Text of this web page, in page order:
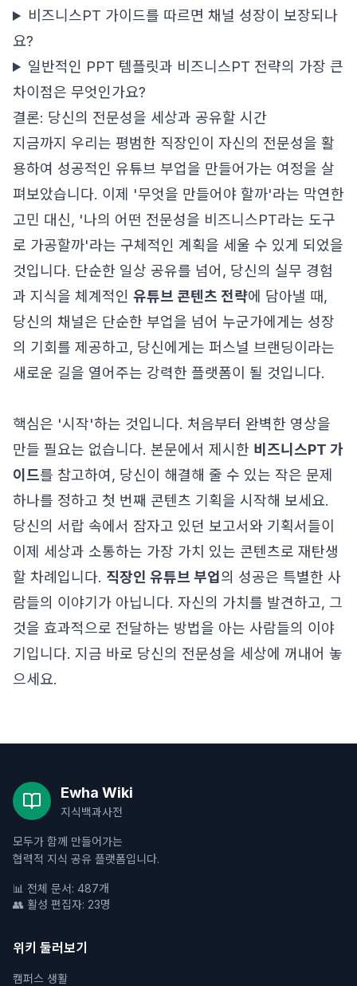
비즈니스PT 가이드를 따르면 채널 성장이 보장되나
요?
일반적인 PPT 템플릿과 비즈니스PT 전략의 가장 큰
차이점은 무엇인가요?
결론: 당신의 전문성을 세상과 공유할 시간
지금까지 우리는 평범한 직장인이 자신의 전문성을 활
용하여 성공적인 유튜브 부업을 만들어가는 여정을 살
펴보았습니다. 이제 '무엇을 만들어야 할까'라는 막연한
고민 대신, '나의 어떤 전문성을 비즈니스PT라는 도구
로 가공할까'라는 구체적인 계획을 세울 수 있게 되었을
것입니다. 단순한 일상 공유를 넘어, 당신의 실무 경험
과 지식을 체계적인 유튜브 콘텐츠 전략에 담아낼 때,
당신의 채널은 단순한 부업을 넘어 누군가에게는 성장
의 기회를 제공하고, 당신에게는 퍼스널 브랜딩이라는
새로운 길을 열어주는 강력한 플랫폼이 될 것입니다.
핵심은 '시작'하는 것입니다. 처음부터 완벽한 영상을
만들 필요는 없습니다. 본문에서 제시한 비즈니스PT 가
이드를 참고하여, 당신이 해결해 줄 수 있는 작은 문제
하나를 정하고 첫 번째 콘텐츠 기획을 시작해 보세요.
당신의 서랍 속에서 잠자고 있던 보고서와 기획서들이
이제 세상과 소통하는 가장 가치 있는 콘텐츠로 재탄생
할 차례입니다. 직장인 유튜브 부업 의 성공은 특별한 사
람들의 이야기가 아닙니다. 자신의 가치를 발견하고, 그
것을 효과적으로 전달하는 방법을 아는 사람들의 이야
기입니다. 지금 바로 당신의 전문성을 세상에 꺼내어 놓
으세요.
Ewha Wiki
지식백과사전
모두가 함께 만들어가는
협력적 지식 공유 플랫폼입니다.
📊 전체 문서: 487개
👥 활성 편집자: 23명
위키 둘러보기
캠퍼스 생활